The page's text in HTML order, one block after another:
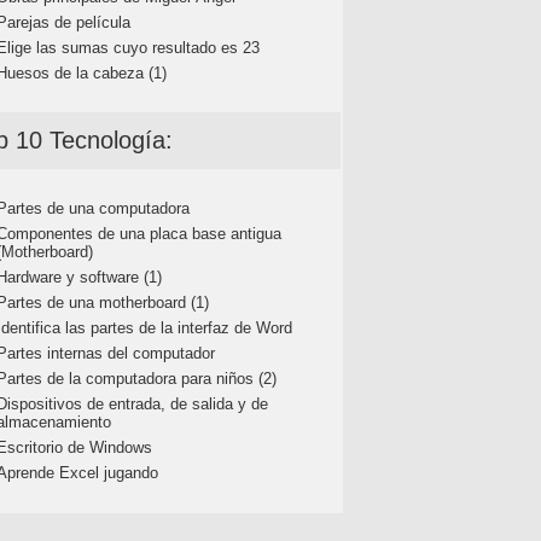
de película
las sumas cuyo resultado es 23
de la cabeza (1)
10 Tecnología:
de una computadora
de una placa base antigua
y software (1)
de una motherboard (1)
las partes de la interfaz de Word
internas del computador
de la computadora para niños (2)
de entrada, de salida y de
de Windows
Excel jugando